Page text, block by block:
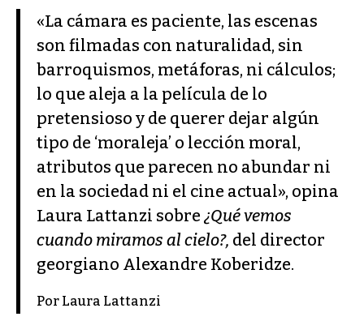
«La cámara es paciente, las escenas
son filmadas con naturalidad, sin
barroquismos, metáforas, ni cálculos;
lo que aleja a la película de lo
pretensioso y de querer dejar algún
tipo de ‘moraleja’ o lección moral,
atributos que parecen no abundar ni
en la sociedad ni el cine actual», opina
Laura Lattanzi sobre ¿Qué vemos
cuando miramos al cielo?, del director
georgiano Alexandre Koberidze.
Por Laura Lattanzi